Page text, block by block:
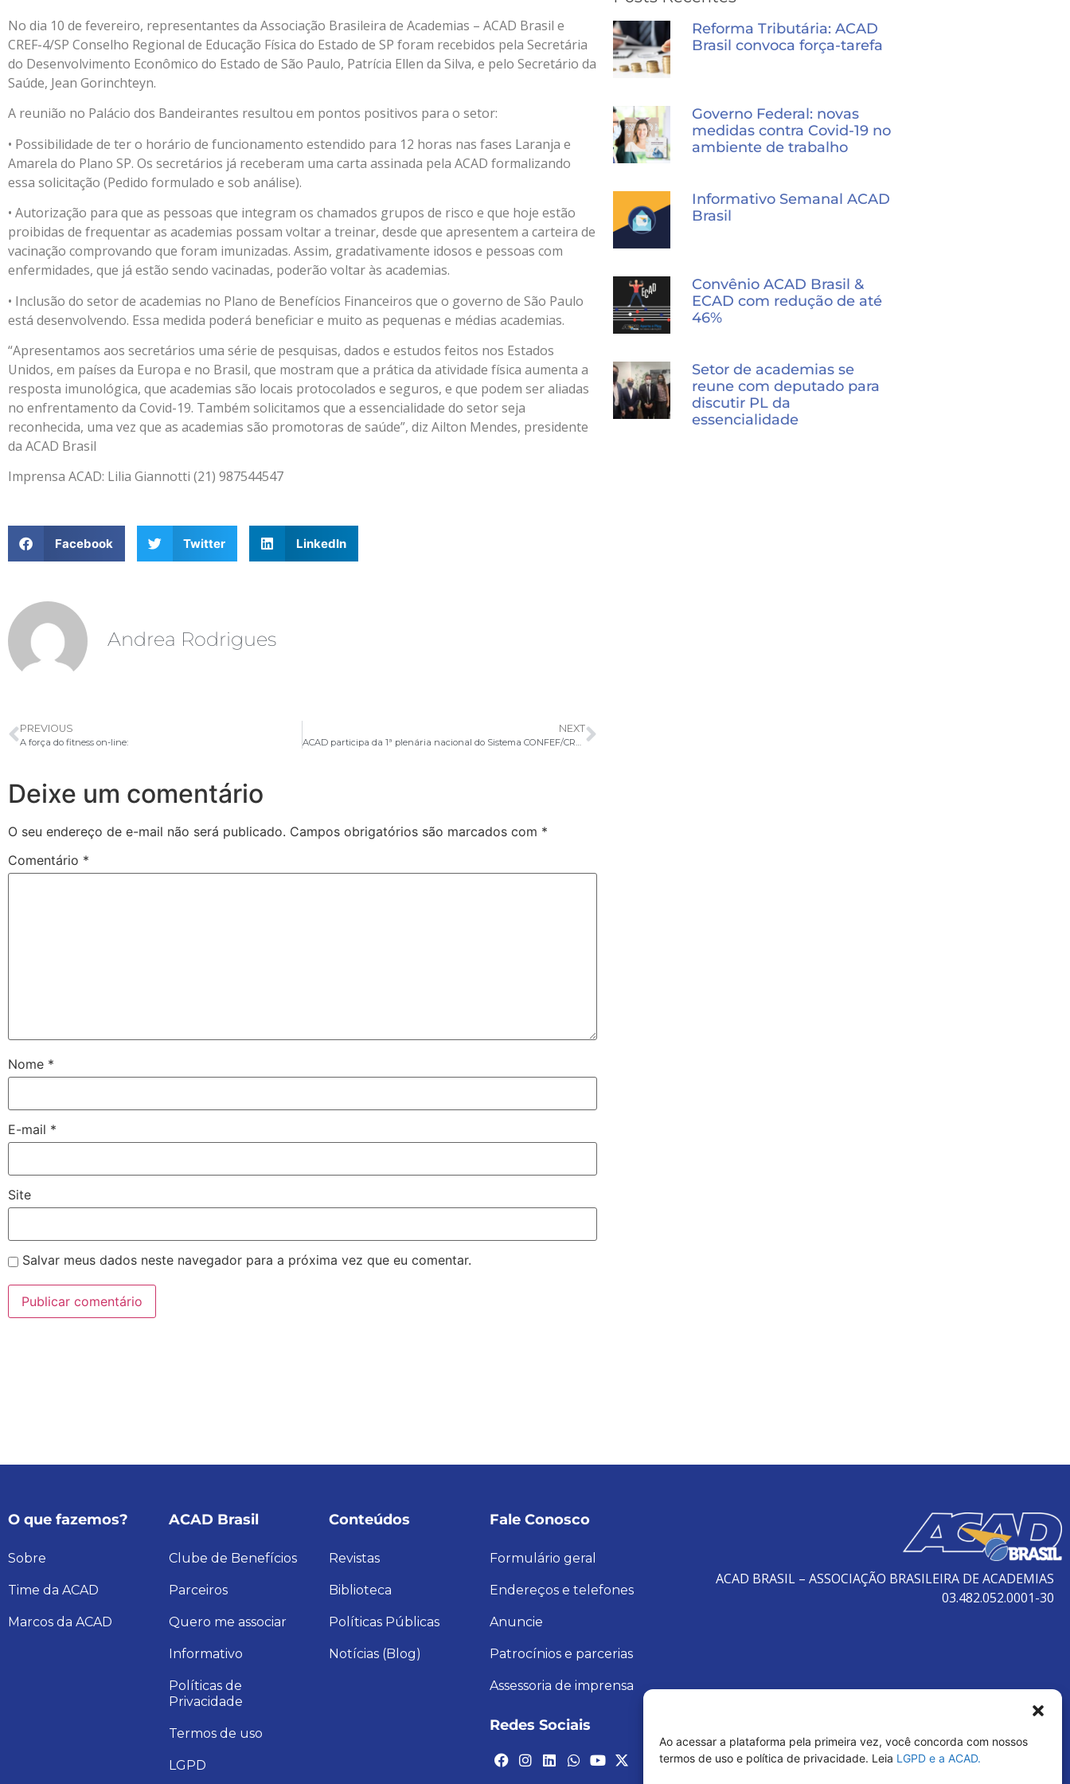
Ao acessar a plataforma pela primeira vez, você concorda com nossos
termos de uso e política de privacidade. Leia LGPD e a ACAD.
No dia 10 de fevereiro, representantes da Associação Brasileira de Academias – ACAD Brasil e
CREF-4/SP Conselho Regional de Educação Física do Estado de SP foram recebidos pela Secretária
do Desenvolvimento Econômico do Estado de São Paulo, Patrícia Ellen da Silva, e pelo Secretário da
Saúde, Jean Gorinchteyn.
A reunião no Palácio dos Bandeirantes resultou em pontos positivos para o setor:
• Possibilidade de ter o horário de funcionamento estendido para 12 horas nas fases Laranja e
Amarela do Plano SP. Os secretários já receberam uma carta assinada pela ACAD formalizando
essa solicitação (Pedido formulado e sob análise).
• Autorização para que as pessoas que integram os chamados grupos de risco e que hoje estão
proibidas de frequentar as academias possam voltar a treinar, desde que apresentem a carteira de
vacinação comprovando que foram imunizadas. Assim, gradativamente idosos e pessoas com
enfermidades, que já estão sendo vacinadas, poderão voltar às academias.
• Inclusão do setor de academias no Plano de Benefícios Financeiros que o governo de São Paulo
está desenvolvendo. Essa medida poderá beneficiar e muito as pequenas e médias academias.
“Apresentamos aos secretários uma série de pesquisas, dados e estudos feitos nos Estados
Unidos, em países da Europa e no Brasil, que mostram que a prática da atividade física aumenta a
resposta imunológica, que academias são locais protocolados e seguros, e que podem ser aliadas
no enfrentamento da Covid-19. Também solicitamos que a essencialidade do setor seja
reconhecida, uma vez que as academias são promotoras de saúde”, diz Ailton Mendes, presidente
da ACAD Brasil
Imprensa ACAD: Lilia Giannotti (21) 987544547
Facebook Twitter LinkedIn
Andrea Rodrigues
PREVIOUS
A força do fitness on-line:
NEXT
ACAD participa da 1ª plenária nacional do Sistema CONFEF/CREFs
Deixe um comentário
O seu endereço de e-mail não será publicado. Campos obrigatórios são marcados com *
Comentário *
Nome *
E-mail *
Site
Salvar meus dados neste navegador para a próxima vez que eu comentar.
Reforma Tributária: ACAD
Brasil convoca força-tarefa
Governo Federal: novas
medidas contra Covid-19 no
ambiente de trabalho
Informativo Semanal ACAD
Brasil
Convênio ACAD Brasil &
ECAD com redução de até
46%
Setor de academias se
reune com deputado para
discutir PL da
essencialidade
O que fazemos?
Sobre
Time da ACAD
Marcos da ACAD
ACAD Brasil
Clube de Benefícios
Parceiros
Quero me associar
Informativo
Políticas de
Privacidade
Termos de uso
LGPD
Conteúdos
Revistas
Biblioteca
Políticas Públicas
Notícias (Blog)
Fale Conosco
Formulário geral
Endereços e telefones
Anuncie
Patrocínios e parcerias
Assessoria de imprensa
Redes Sociais
ACAD BRASIL – ASSOCIAÇÃO BRASILEIRA DE ACADEMIAS
03.482.052.0001-30